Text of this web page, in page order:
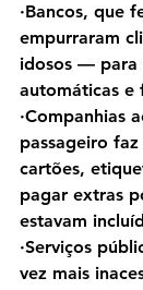
·Bancos, que
empurraram
idosos — para
automáticas e
·Companhias
passageiro
cartões,
pagar extras
estavam
·Serviços
vez mais